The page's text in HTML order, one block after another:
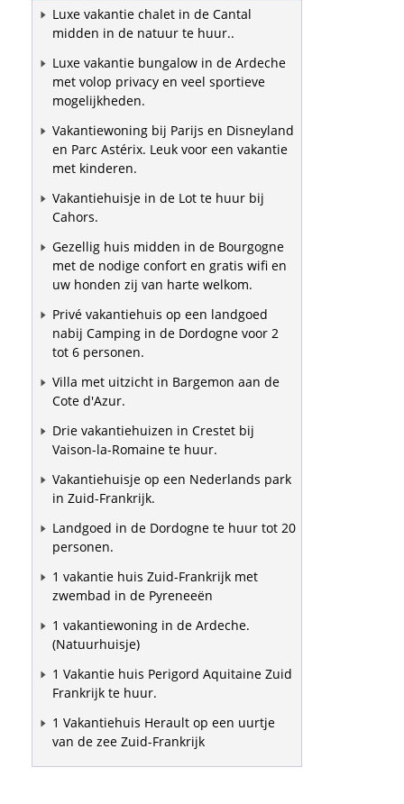
Luxe vakantie chalet in de Cantal
midden in de natuur te huur..
Luxe vakantie bungalow in de Ardeche
met volop privacy en veel sportieve
mogelijkheden.
Vakantiewoning bij Parijs en Disneyland
en Parc Astérix. Leuk voor een vakantie
met kinderen.
Vakantiehuisje in de Lot te huur bij
Cahors.
Gezellig huis midden in de Bourgogne
met de nodige confort en gratis wifi en
uw honden zij van harte welkom.
Privé vakantiehuis op een landgoed
nabij Camping in de Dordogne voor 2
tot 6 personen.
Villa met uitzicht in Bargemon aan de
Cote d'Azur.
Drie vakantiehuizen in Crestet bij
Vaison-la-Romaine te huur.
Vakantiehuisje op een Nederlands park
in Zuid-Frankrijk.
Landgoed in de Dordogne te huur tot 20
personen.
1 vakantie huis Zuid-Frankrijk met
zwembad in de Pyreneeën
1 vakantiewoning in de Ardeche.
(Natuurhuisje)
1 Vakantie huis Perigord Aquitaine Zuid
Frankrijk te huur.
1 Vakantiehuis Herault op een uurtje
van de zee Zuid-Frankrijk